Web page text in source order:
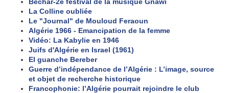
La Colline oubliée
Le "Journal" de Mouloud Feraoun
Algérie 1966 - Emancipation de la femme
Vidéo: La Kabylie en 1946
Juifs d'Algérie en Israel (1961)
El guanche Bereber
Guerre d’indépendance de l’Algérie : L’image, source
et objet de recherche historique
Francophonie: l’Algérie pourrait rejoindre le club